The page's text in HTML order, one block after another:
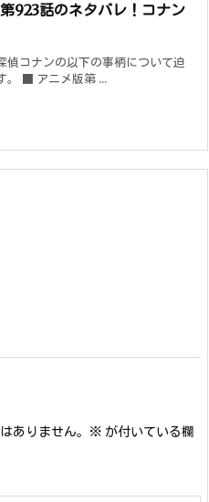
923話のネタバレ！コナン
偵コナンの以下の事柄について迫
。 ■ アニメ版第 ...
ありません。 ※ が付いている欄